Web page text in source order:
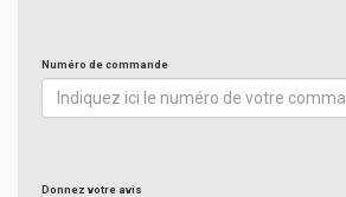
Numéro de commande
Donnez votre avis